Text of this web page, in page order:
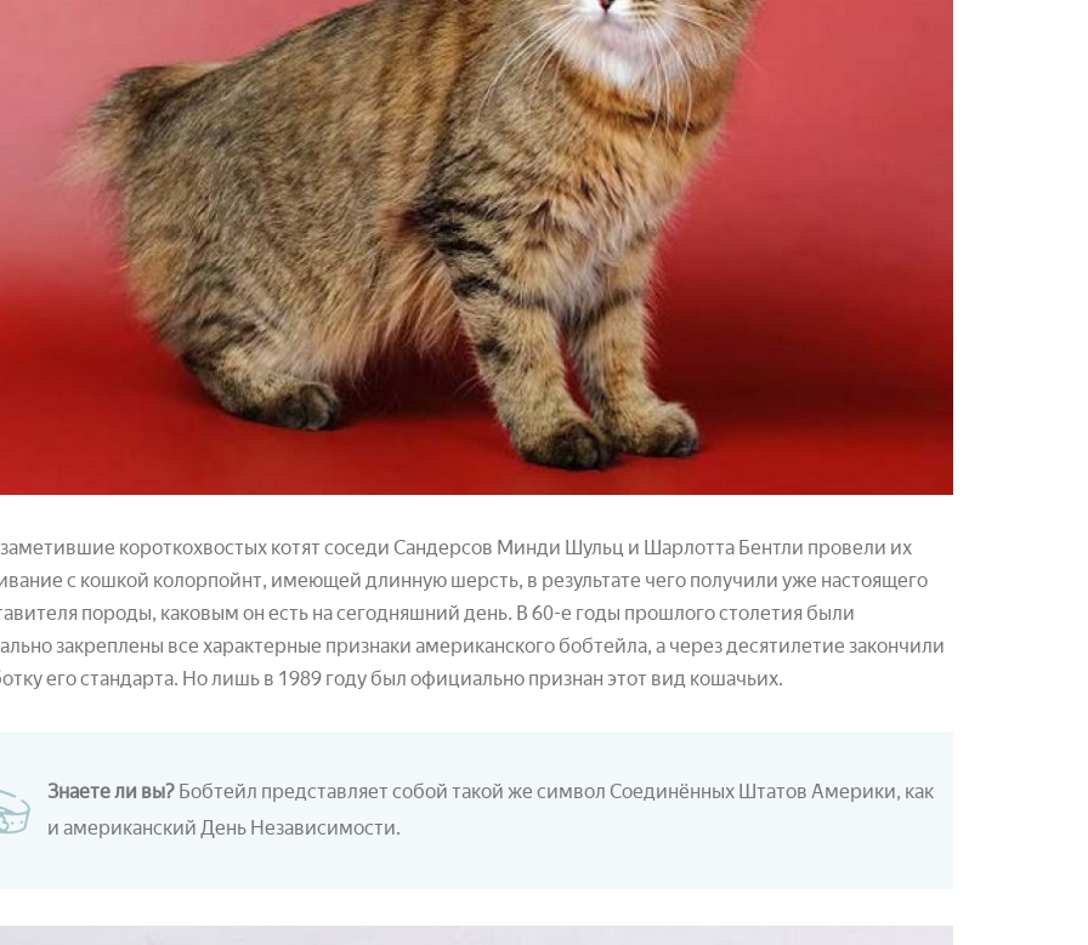
короткохвостых котят соседи Сандерсов Минди Шульц и Шарлотта Бентли провели их
с кошкой колорпойнт, имеющей длинную шерсть, в результате чего получили уже настоящего
породы, каковым он есть на сегодняшний день. В 60-е годы прошлого столетия были
закреплены все характерные признаки американского бобтейла, а через десятилетие закончили
его стандарта. Но лишь в 1989 году был официально признан этот вид кошачьих.
Знаете ли вы? Бобтейл представляет собой такой же символ Соединённых Штатов Америки, как
и американский День Независимости.